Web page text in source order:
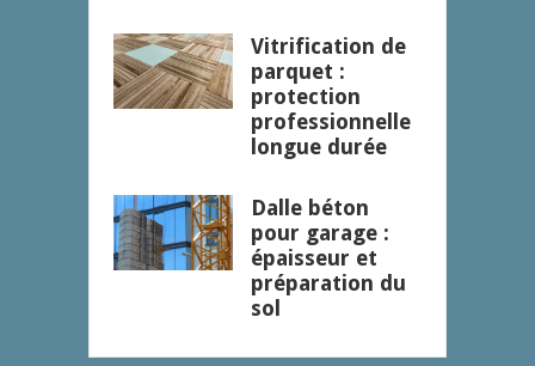
Vitrification de
parquet :
protection
professionnelle
longue durée
Dalle béton
pour garage :
épaisseur et
préparation du
sol